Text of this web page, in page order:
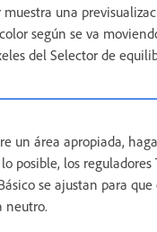
muestra una
según se va
del Selector de
un área apropiada,
posible, los reguladores
se ajustan para
neutro.